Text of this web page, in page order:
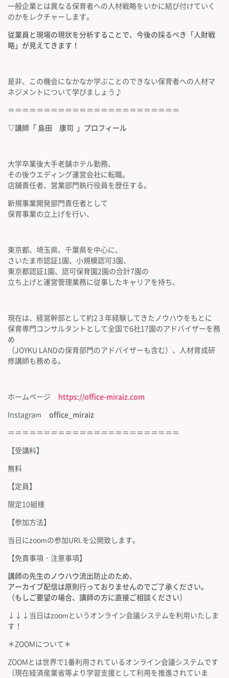
一般企業とは異なる保育者への人材戦略をいかに結び付けていく
のかをレクチャーします。
従業員と現場の現状を分析する ことで、 今後の採るべき 「人財戦
略」 が見えてきます！
是非、この機会になかなか学ぶことのできない保育者への人材マ
ネジメントについて学びましょう♪
＝＝＝＝＝＝＝＝＝＝＝＝＝＝＝＝＝＝＝＝＝＝＝＝
▽講師「 島田 康司 」プロフィール
大学卒業後大手老舗ホテル勤務、
その後ウエディング運営会社に転職。
店舗責任者、営業部門執行役員を歴任する。
新規事業開発部門責任者として
保育事業の立上げを行い、
東京都、埼玉県、千葉県を中心に、
さいたま市認証1園、小規模認可3園、
東京都認証1園、認可保育園2園の合計7園の
立ち上げと運営管理業務に従事したキャリアを持ち、
現在は、経営幹部として約2３年経験してきたノウハウをもとに
保育専門コンサルタントとして全国で6社17園のアドバイザーを務
め
（JOYKU LANDの保育部門のアドバイザーも含む）、人材育成研
修講師も務める。
ホームページ https://office-miraiz.com
Instagram office_miraiz
＝＝＝＝＝＝＝＝＝＝＝＝＝＝＝＝＝＝＝＝＝＝＝＝
【受講料】
無料
【定員】
限定10組様
【参加方法】
当日にzoomの参加URLを公開致します。
【免責事項・注意事項】
講師の先生のノウハウ流出防止のため、
アーカイブ配信は原則行っておりませんのでご了承ください。
（もしご要望の場合、講師の方に直接ご相談ください）
↓↓↓当日はzoomというオンライン会議システムを利用いたしま
す！
＊ZOOMについて＊
ZOOMとは世界で1番利用されているオンライン会議システムです
（現在経済産業省等より学習支援として利用を推進されていま